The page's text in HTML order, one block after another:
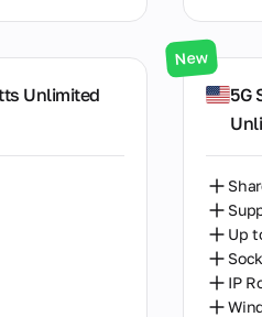
30
Unlimited
5G
New
Up
IP